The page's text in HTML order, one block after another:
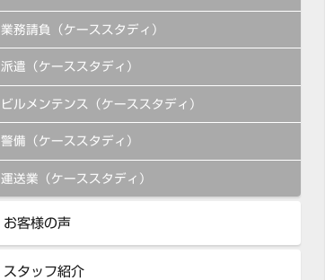
業務請負（ケーススタディ）
派遣（ケーススタディ）
ビルメンテンス（ケーススタディ）
警備（ケーススタディ）
運送業（ケーススタディ）
お客様の声
スタッフ紹介